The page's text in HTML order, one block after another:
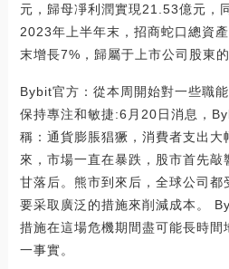
元，歸母凈利潤實現21.53億元，
2023年上半年末，招商蛇口總資
末增長7%，歸屬于上市公司股東
Bybit官方：從本周開始對一些職
保持專注和敏捷:6月20日消息，
稱：通貨膨脹猖獗，消費者支出
來，市場一直在暴跌，股市首先敲
甘落后。熊市到來后，全球公司都
要采取廣泛的措施來削減成本。
措施在這場危機期間盡可能長時間
一事實。